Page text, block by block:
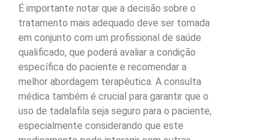
É importante notar que a decisão sobre o
tratamento mais adequado deve ser tomada
em conjunto com um profissional de saúde
qualificado, que poderá avaliar a condição
específica do paciente e recomendar a
melhor abordagem terapêutica. A consulta
médica também é crucial para garantir que o
uso de tadalafila seja seguro para o paciente,
especialmente considerando que este